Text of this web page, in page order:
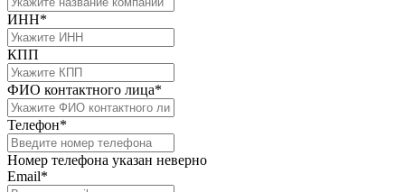
ИНН*
КПП
ФИО контактного лица*
Телефон*
Номер телефона указан неверно
Email*